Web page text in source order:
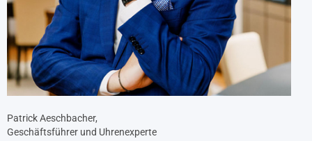
Patrick Aeschbacher,
Geschäftsführer und Uhrenexperte